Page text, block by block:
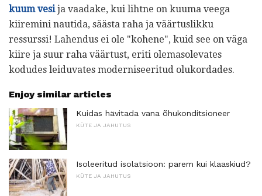
kuum vesija vaadake, kui lihtne on kuuma veega
kiiremini nautida, säästa raha ja väärtuslikku
ressurssi! Lahendus ei ole "kohene", kuid see on väga
kiire ja suur raha väärtust, eriti olemasolevates
kodudes leiduvates moderniseeritud olukordades.
Enjoy similar articles
Kuidas hävitada vana õhukonditsioneer
KÜTE JA JAHUTUS
Isoleeritud isolatsioon: parem kui klaaskiud?
KÜTE JA JAHUTUS